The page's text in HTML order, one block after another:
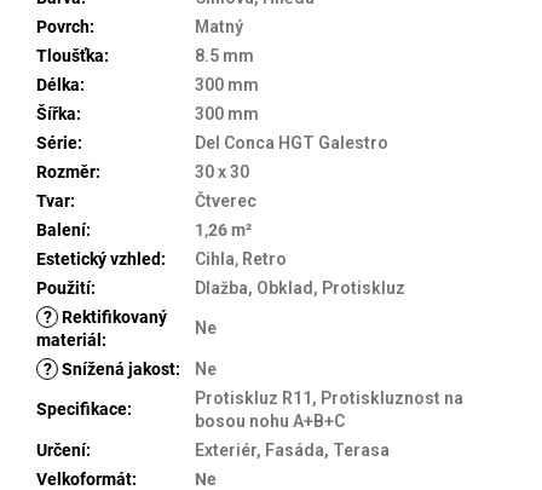
Povrch:
Matný
Tloušťka:
8.5 mm
Délka:
300 mm
Šířka:
300 mm
Série:
Del Conca HGT Galestro
Rozměr:
30 x 30
Tvar:
Čtverec
Balení:
1,26 m²
Estetický vzhled: Cihla, Retro
Použití:
Dlažba, Obklad, Protiskluz
? Rektifikovaný
materiál :
Ne
? Snížená jakost: Ne
Specifikace:
Protiskluz R11, Protiskluznost na
bosou nohu A+B+C
Určení:
Exteriér, Fasáda, Terasa
Velkoformát:
Ne